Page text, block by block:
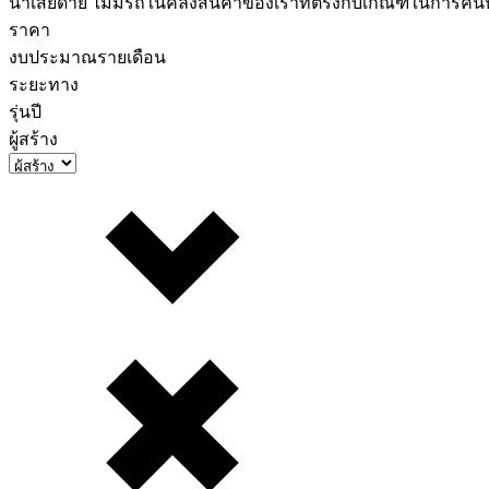
ราคา
งบประมาณรายเดือน
ระยะทาง
รุ่นปี
ผู้สร้าง